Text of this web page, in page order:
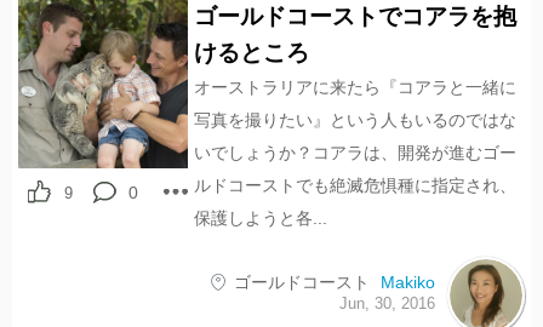
0
9
ゴールドコーストでコアラを抱
けるところ
オーストラリアに来たら『コアラと一緒に
写真を撮りたい』という人もいるのではな
いでしょうか？コアラは、開発が進むゴー
ルドコーストでも絶滅危惧種に指定され、
保護しようと各...
ゴールドコースト Makiko
Jun, 30, 2016